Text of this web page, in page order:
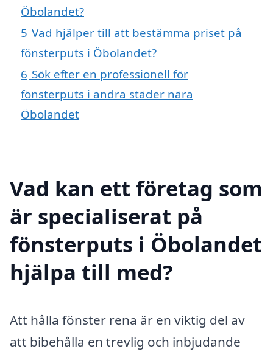
Öbolandet?
5 Vad hjälper till att bestämma priset på
fönsterputs i Öbolandet?
6 Sök efter en professionell för
fönsterputs i andra städer nära
Öbolandet
Vad kan ett företag som
är specialiserat på
fönsterputs i Öbolandet
hjälpa till med?
Att hålla fönster rena är en viktig del av
att bibehålla en trevlig och inbjudande